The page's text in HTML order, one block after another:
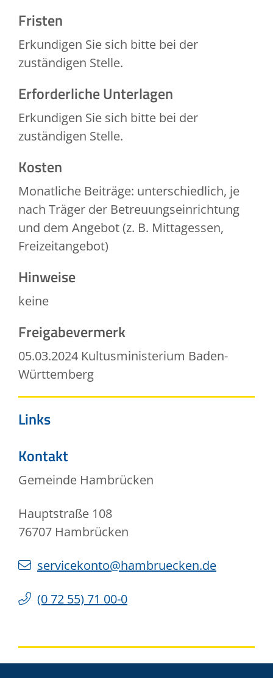
Fristen
Erkundigen Sie sich bitte bei der
zuständigen Stelle.
Erforderliche Unterlagen
Erkundigen Sie sich bitte bei der
zuständigen Stelle.
Kosten
Monatliche Beiträge: unterschiedlich, je
nach Träger der Betreuungseinrichtung
und dem Angebot (z. B. Mittagessen,
Freizeitangebot)
Hinweise
keine
Freigabevermerk
05.03.2024 Kultusministerium Baden-
Württemberg
Links
Kontakt
Gemeinde Hambrücken
Hauptstraße 108
76707 Hambrücken
servicekonto@hambruecken.de
(072 55) 71 00-0